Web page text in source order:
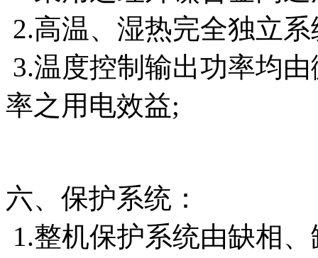
2.高温、湿热完全独立系
3.温度控制输出功率均
率之用电效益;
六、保护系统：
1.整机保护系统由缺相